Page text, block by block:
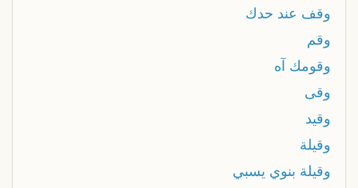
وقف عند حدك
وقم
وقومك آه
وقى
وقيد
وقيلة
وقيلة بنوي يسبي